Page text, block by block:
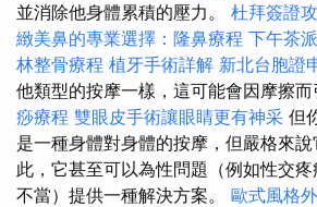
並消除他身體累積的壓力。 杜拜簽證
緻美鼻的專業選擇：隆鼻療程 下午茶
林整骨療程 植牙手術詳解 新北台胞證
他類型的按摩一樣，這可能會因摩擦而
痧療程 雙眼皮手術讓眼睛更有神采 但
是一種身體對身體的按摩，但嚴格來
此，它甚至可以為性問題（例如性交
不當）提供一種解決方案。 歐式風格